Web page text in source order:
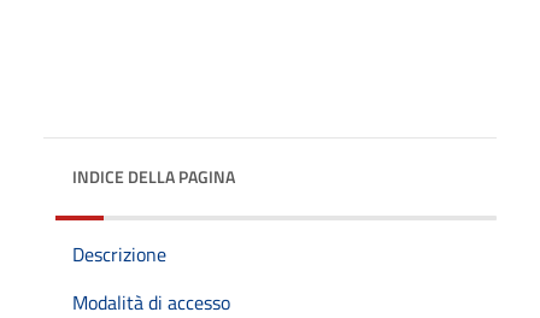
INDICE DELLA PAGINA
Descrizione
Modalità di accesso